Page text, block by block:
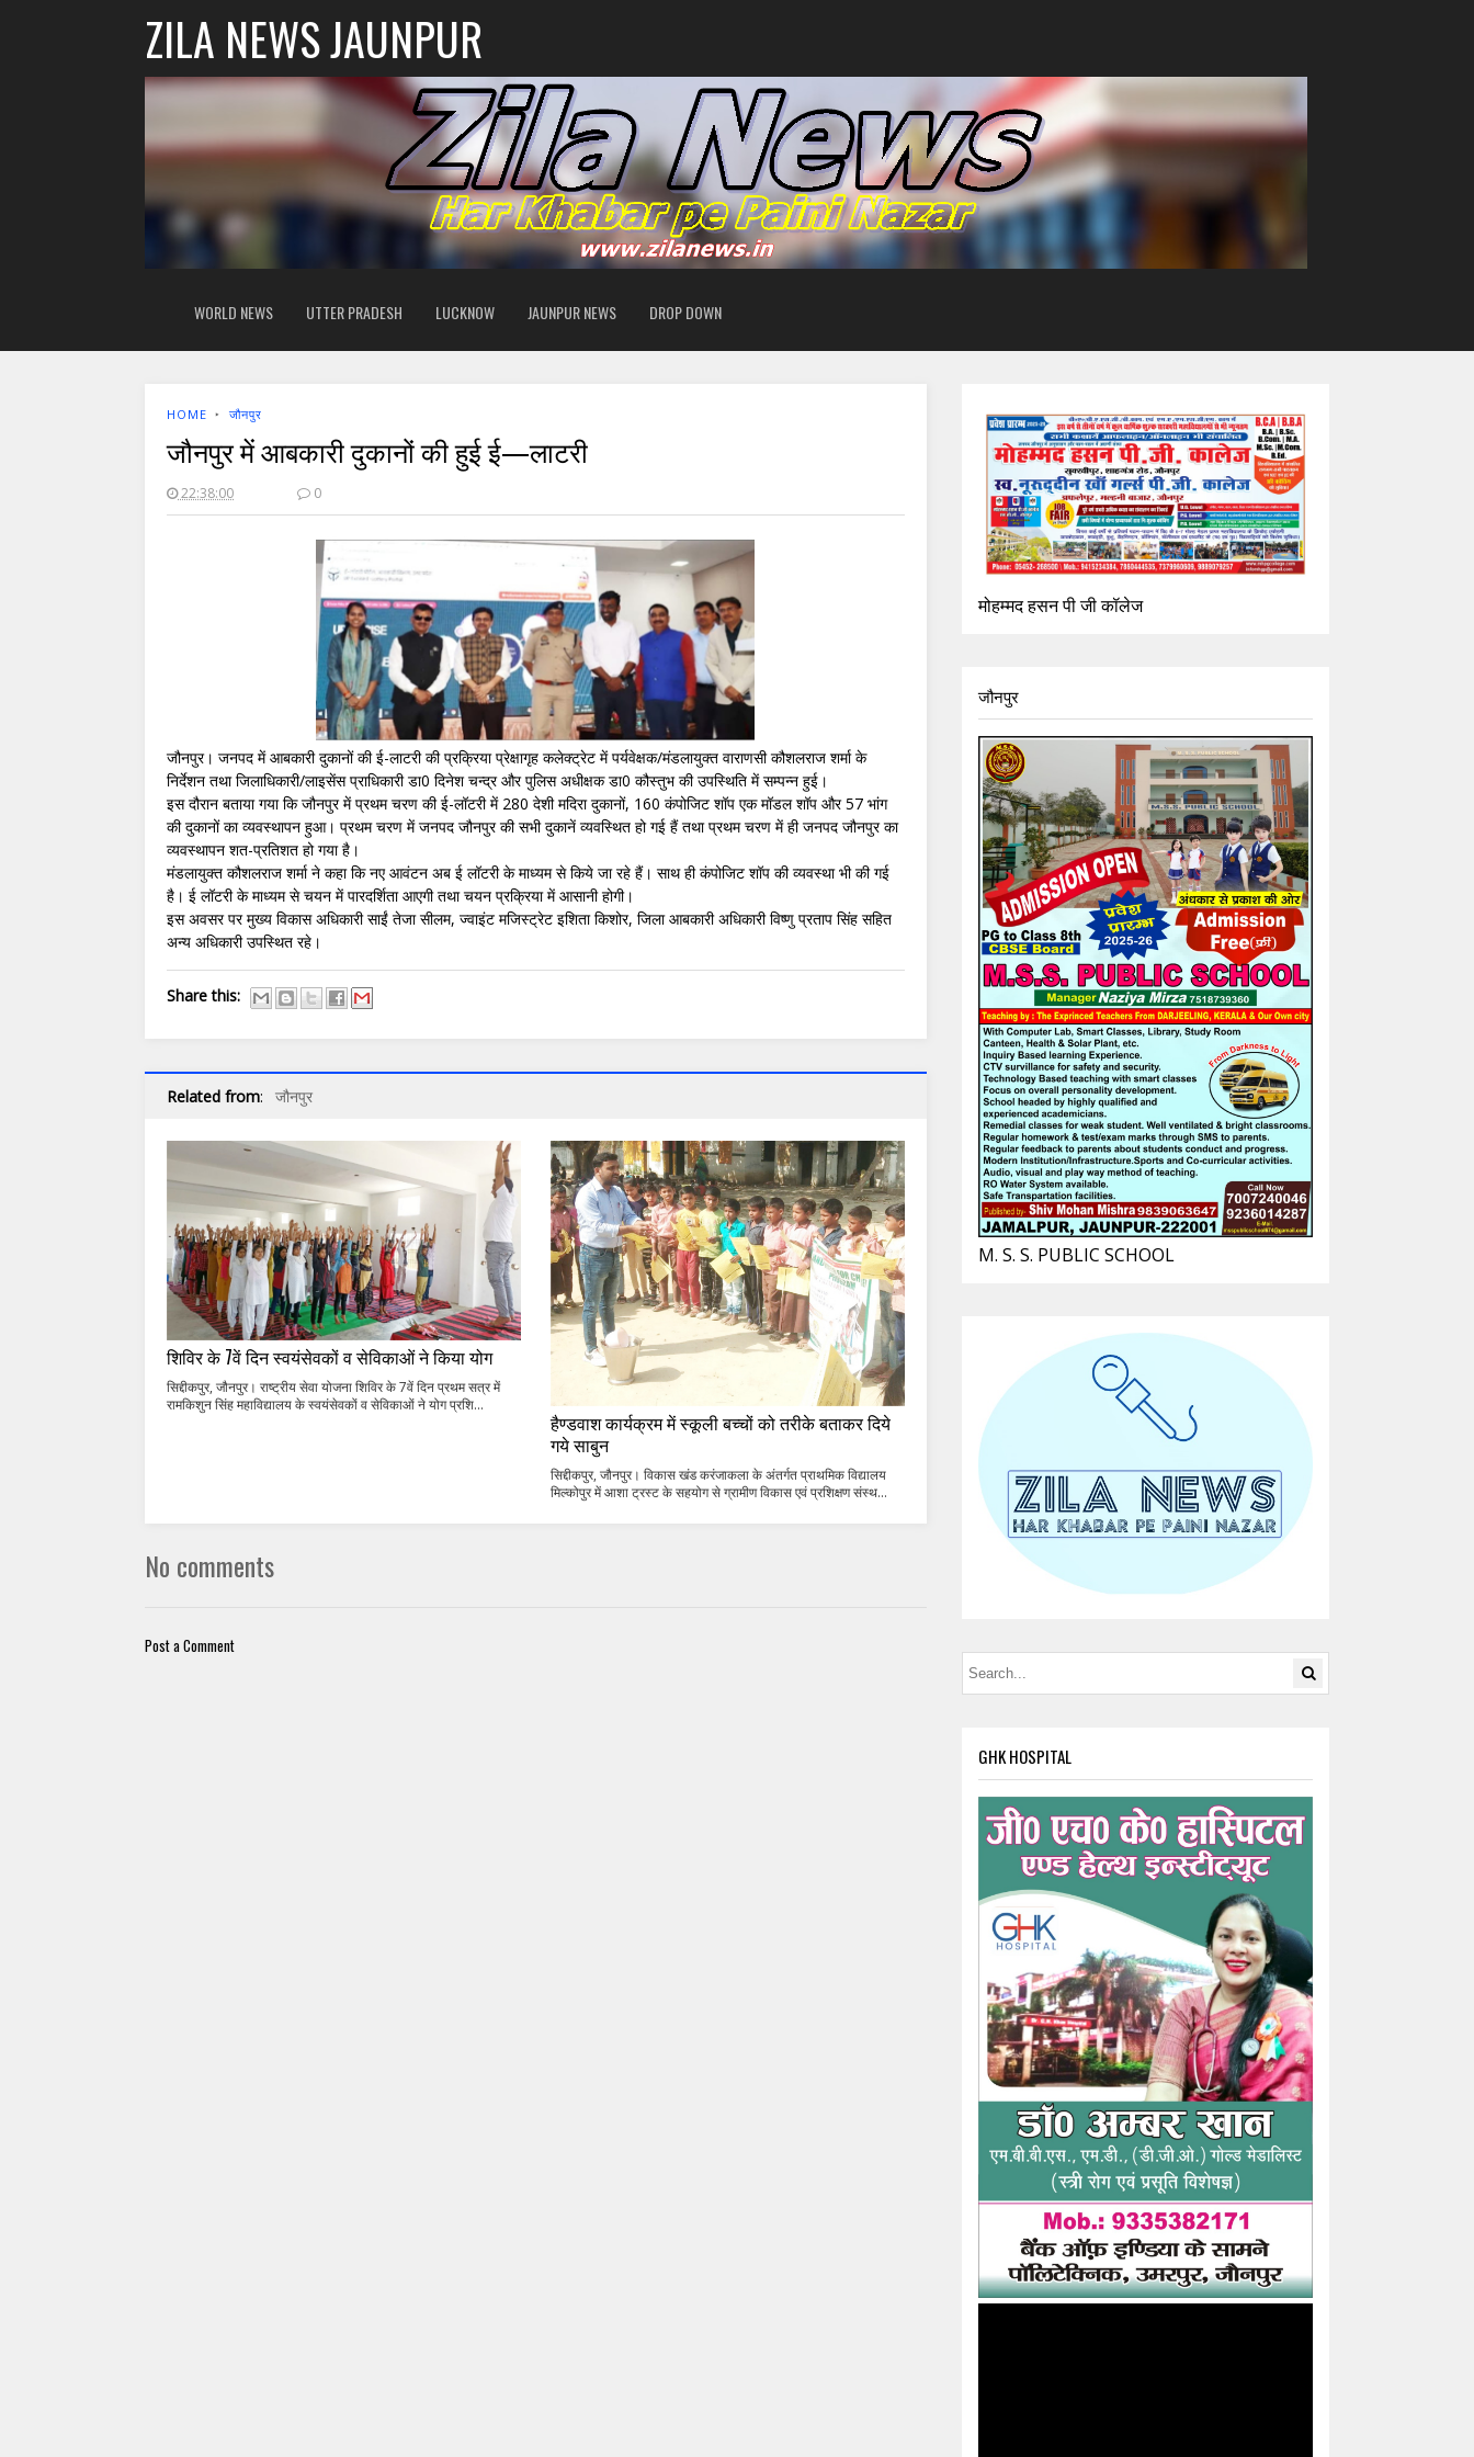
ZILA NEWS JAUNPUR
WORLD NEWS UTTER PRADESH LUCKNOW JAUNPUR NEWS DROP DOWN
HOME ‣ जौनपुर
जौनपुर में आबकारी दुकानों की हुई ई—लाटरी
22:38:00 0
जौनपुर। जनपद में आबकारी दुकानों की ई-लाटरी की प्रक्रिया प्रेक्षागृह कलेक्ट्रेट में पर्यवेक्षक/मंडलायुक्त वाराणसी कौशलराज शर्मा के
निर्देशन तथा जिलाधिकारी/लाइसेंस प्राधिकारी डा0 दिनेश चन्द्र और पुलिस अधीक्षक डा0 कौस्तुभ की उपस्थिति में सम्पन्न हुई।
इस दौरान बताया गया कि जौनपुर में प्रथम चरण की ई-लॉटरी में 280 देशी मदिरा दुकानों, 160 कंपोजिट शॉप एक मॉडल शॉप और 57 भांग
की दुकानों का व्यवस्थापन हुआ। प्रथम चरण में जनपद जौनपुर की सभी दुकानें व्यवस्थित हो गई हैं तथा प्रथम चरण में ही जनपद जौनपुर का
व्यवस्थापन शत-प्रतिशत हो गया है।
मंडलायुक्त कौशलराज शर्मा ने कहा कि नए आवंटन अब ई लॉटरी के माध्यम से किये जा रहे हैं। साथ ही कंपोजिट शॉप की व्यवस्था भी की गई
है। ई लॉटरी के माध्यम से चयन में पारदर्शिता आएगी तथा चयन प्रक्रिया में आसानी होगी।
इस अवसर पर मुख्य विकास अधिकारी साईं तेजा सीलम, ज्वाइंट मजिस्ट्रेट इशिता किशोर, जिला आबकारी अधिकारी विष्णु प्रताप सिंह सहित
अन्य अधिकारी उपस्थित रहे।
Share this:
Related from: जौनपुर
शिविर के 7वें दिन स्वयंसेवकों व सेविकाओं ने किया योग
सिद्दीकपुर, जौनपुर। राष्ट्रीय सेवा योजना शिविर के 7वें दिन प्रथम सत्र में
रामकिशुन सिंह महाविद्यालय के स्वयंसेवकों व सेविकाओं ने योग प्रशि...
हैण्डवाश कार्यक्रम में स्कूली बच्चों को तरीके बताकर दिये
गये साबुन
सिद्दीकपुर, जौनपुर। विकास खंड करंजाकला के अंतर्गत प्राथमिक विद्यालय
मिल्कोपुर में आशा ट्रस्ट के सहयोग से ग्रामीण विकास एवं प्रशिक्षण संस्थ...
No comments
Post a Comment
मोहम्मद हसन पी जी कॉलेज
जौनपुर
M. S. S. PUBLIC SCHOOL
GHK HOSPITAL